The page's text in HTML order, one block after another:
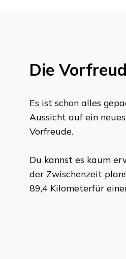
Die
Es ist schon alles
Aussicht auf ein
Vorfreude.
Du kannst es kaum
der Zwischenzeit
89,4 Kilometerfür